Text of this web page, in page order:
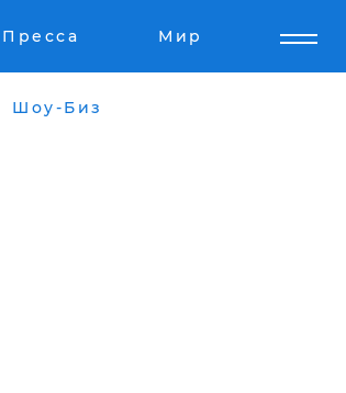
Пресса Мир
Шоу-Биз